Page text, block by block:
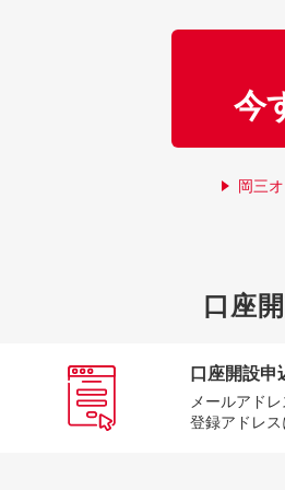
今
岡三
口座
口座開設申
メールアド
登録アドレ